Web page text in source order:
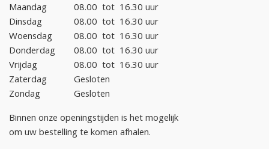
Maandag 08.00 tot 16.30 uur
Dinsdag
08.00 tot 16.30 uur
Woensdag
08.00 tot 16.30 uur
Donderdag
08.00 tot 16.30 uur
Vrijdag
08.00 tot 16.30 uur
Zaterdag
Gesloten
Zondag
Gesloten
Binnen onze openingstijden is het mogelijk
om uw bestelling te komen afhalen.